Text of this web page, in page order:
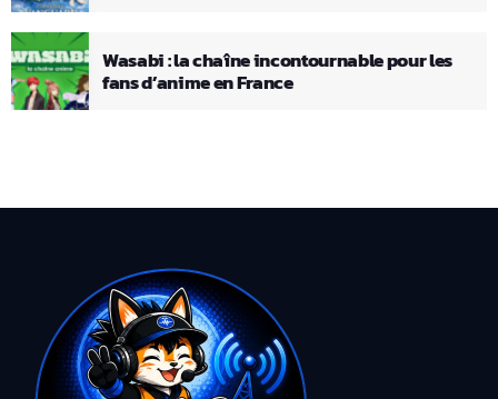
Wasabi : la chaîne incontournable pour les
fans d’anime en France